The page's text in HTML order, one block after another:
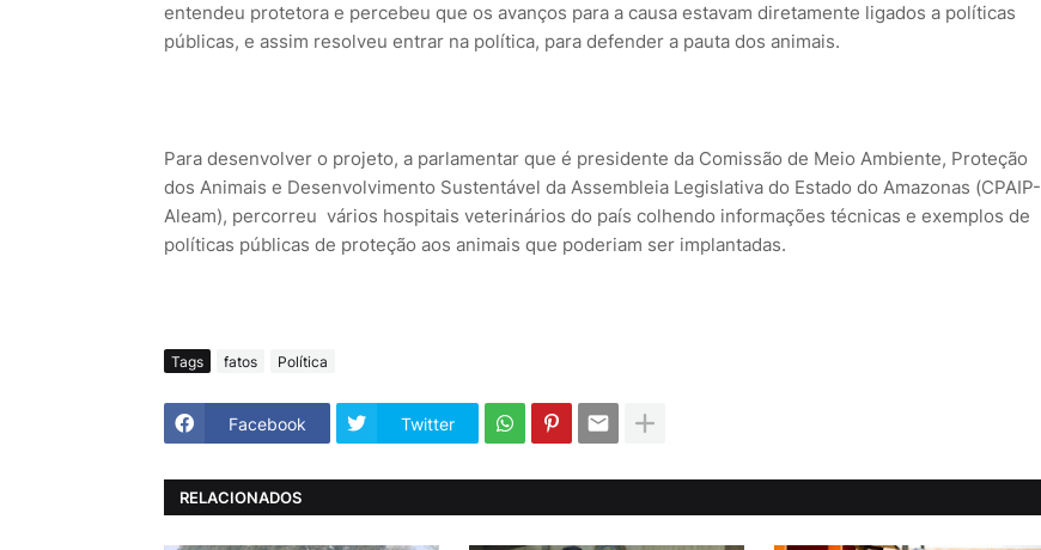
entendeu protetora e percebeu que os avanços para a causa estavam diretamente ligados a políticas
públicas, e assim resolveu entrar na política, para defender a pauta dos animais.
Para desenvolver o projeto, a parlamentar que é presidente da Comissão de Meio Ambiente, Proteção
dos Animais e Desenvolvimento Sustentável da Assembleia Legislativa do Estado do Amazonas (CPAIP-
Aleam), percorreu vários hospitais veterinários do país colhendo informações técnicas e exemplos de
políticas públicas de proteção aos animais que poderiam ser implantadas.
Tags fatos Política
Facebook Twitter
RELACIONADOS